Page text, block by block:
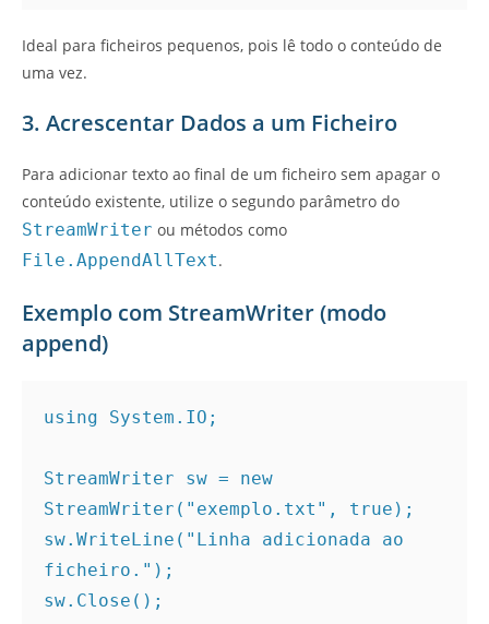
Ideal para ficheiros pequenos, pois lê todo o conteúdo de
uma vez.
3. Acrescentar Dados a um Ficheiro
Para adicionar texto ao final de um ficheiro sem apagar o
conteúdo existente, utilize o segundo parâmetro do
StreamWriter ou métodos como
File.AppendAllText.
Exemplo com StreamWriter (modo
append)
using System.IO;
StreamWriter sw = new
StreamWriter("exemplo.txt", true);
sw.WriteLine("Linha adicionada ao
ficheiro.");
sw.Close();